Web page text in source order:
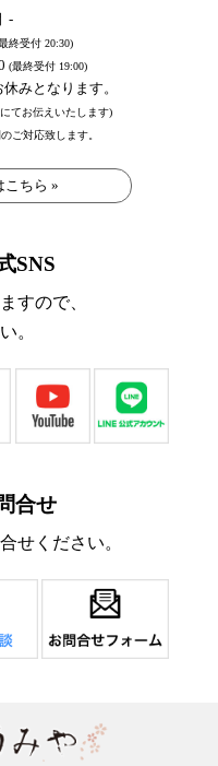
-
終受付 20:30)
(最終受付 19:00)
みとなります。
てお伝えいたします)
ご対応致します。
こちら »
SNS
すので、
。
合せ
せください。